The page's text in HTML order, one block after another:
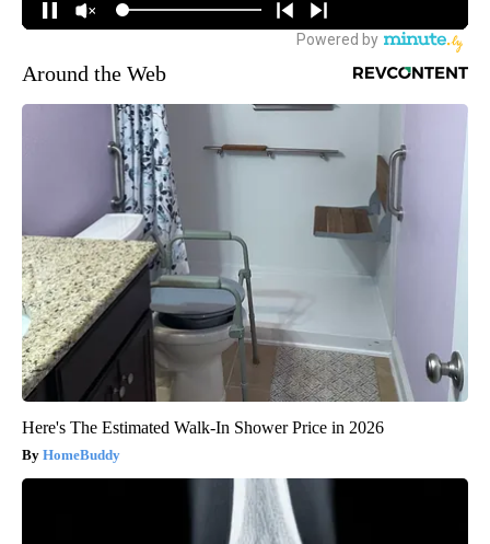
Around the Web
Here's The Estimated Walk-In Shower Price in 2026
HomeBuddy